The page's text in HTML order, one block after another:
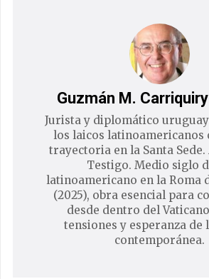
Guzmán M.
Jurista y diplomático
los laicos latinoamericanos
trayectoria en la Santa
Testigo. Medio siglo
latinoamericano en la Roma
(2025), obra esencial para
desde dentro del
tensiones y esperanza de
contemporánea.